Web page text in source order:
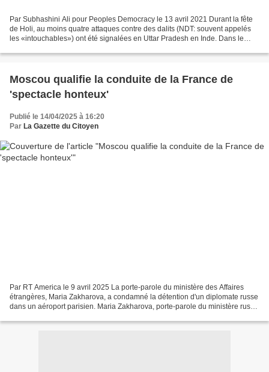
Par Subhashini Ali pour Peoples Democracy le 13 avril 2021 Durant la fête
de Holi, au moins quatre attaques contre des dalits (NDT: souvent appelés
les «intouchables») ont été signalées en Uttar Pradesh en Inde. Dans le
Moscou qualifie la conduite de la France de
'spectacle honteux'
Publié le 14/04/2025 à 16:20
Par La Gazette du Citoyen
Par RT America le 9 avril 2025 La porte-parole du ministère des Affaires
étrangères, Maria Zakharova, a condamné la détention d'un diplomate russe
dans un aéroport parisien. Maria Zakharova, porte-parole du ministère russe